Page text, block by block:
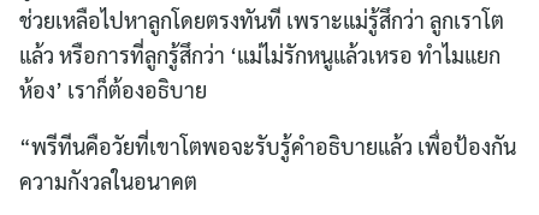
ช่วยเหลือไปหาลูกโดยตรงทันที เพราะแม่รู้สึกว่า ลูกเราโต
แล้ว หรือการที่ลูกรู้สึกว่า ‘แม่ไม่รักหนูแล้วเหรอ ทำไมแยก
ห้อง’ เราก็ต้องอธิบาย
“พรีทีนคือวัยที่เขาโตพอจะรับรู้คำอธิบายแล้ว เพื่อป้องกัน
ความกังวลในอนาคต